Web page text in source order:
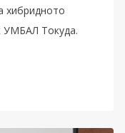
хибридното
УМБАЛ Токуда.